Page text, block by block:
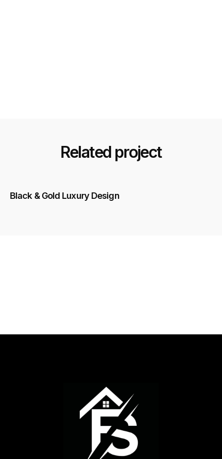
Related project
Black & Gold Luxury Design